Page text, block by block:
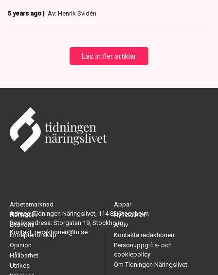
5 years ago | Av: Henrik Svidén
Läs in fler artiklar
Adress: Tidningen Näringslivet, 114 82 Stockholm
Besöksadress: Storgatan 19, Stockholm
Kontakt: redaktionen@tn.se
Arbetsmarknad
Näringsliv
Ekonomi
Entreprenörskap
Opinion
Hållbarhet
Utrikes
Appar
Nyhetsbrev
Arkiv
Kontakta redaktionen
Personuppgifts- och
cookiepolicy
Om Tidningen Näringslivet